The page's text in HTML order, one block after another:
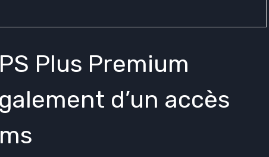
Plus Premium
d’un accès